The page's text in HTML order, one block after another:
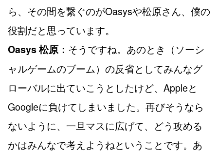
ら、その間を繋ぐのがOasysや松原さん、僕の
役割だと思っています。
Oasys 松原： そうですね。あのとき（ソーシ
ャルゲームのブーム）の反省としてみんなグ
ローバルに出ていこうとしたけど、Appleと
Googleに負けてしまいました。再びそうなら
ないように、一旦マスに広げて、どう攻める
かはみんなで考えようねということです。あ